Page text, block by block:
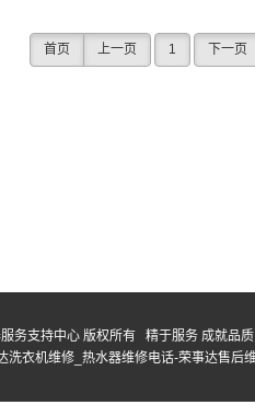
首页 上一页 1 下一页
务支持中心 版权所有 精于服务 成就品质
衣机维修_热水器维修电话-荣事达售后